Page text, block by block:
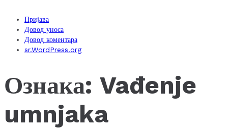
Пријава
Довод уноса
Довод коментара
sr.WordPress.org
Ознака: Vađenje
umnjaka